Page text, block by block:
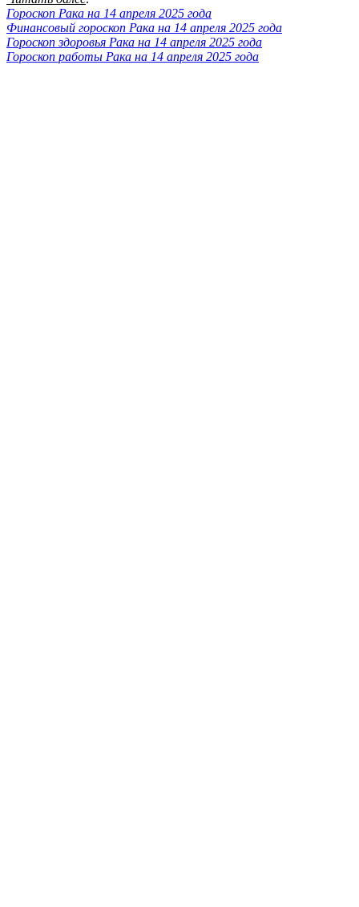
Гороскоп Рака на 14 апреля 2025 года
Финансовый гороскоп Рака на 14 апреля 2025 года
Гороскоп здоровья Рака на 14 апреля 2025 года
Гороскоп работы Рака на 14 апреля 2025 года